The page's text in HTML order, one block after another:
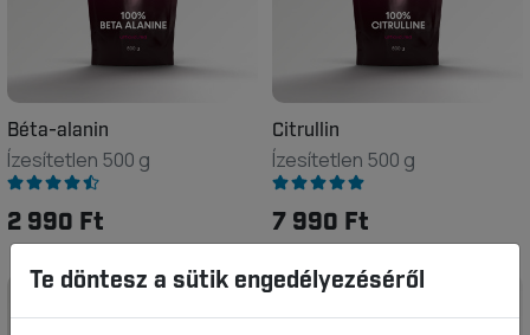
Béta-alanin
Ízesítetlen 500 g
2 990 Ft
Citrullin
Ízesítetlen 500 g
7 990 Ft
-10%
Te döntesz a sütik engedélyezéséről